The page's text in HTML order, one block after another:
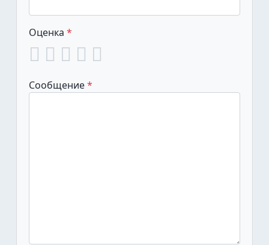
Оценка
Сообщение